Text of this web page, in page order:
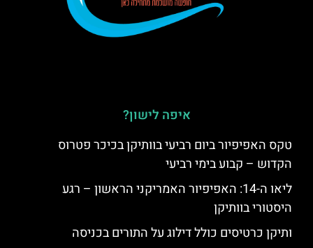
איפה לישון?
טקס האפיפיור ביום רביעי בוותיקן בכיכר פטרוס
הקדוש – קבוע בימי רביעי
ליאו ה-14: האפיפיור האמריקני הראשון – רגע
היסטורי בוותיקן
ותיקן כרטיסים כולל דילוג על התורים בכניסה